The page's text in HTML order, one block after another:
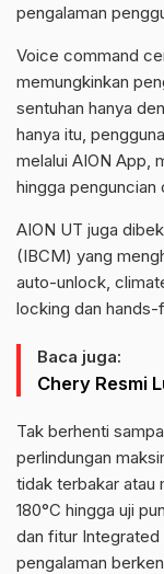
pengalaman
Voice command
memungkinkan
sentuhan hanya
hanya itu,
melalui AION App,
hingga penguncian
AION UT juga
(IBCM) yang
auto-unlock,
locking dan
Baca juga:
Chery Resmi
Tak berhenti
perlindungan
tidak terbakar atau
180°C hingga uji
dan fitur
pengalaman